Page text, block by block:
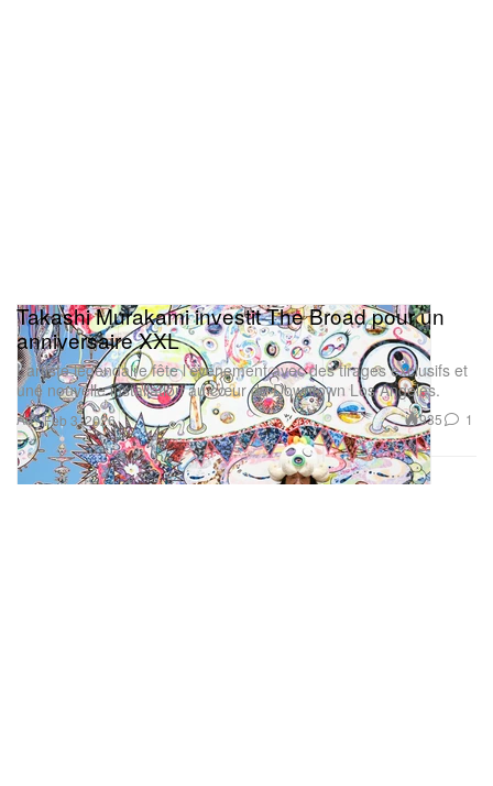
Art
Takashi Murakami investit The Broad pour un
anniversaire XXL
L’artiste légendaire fête l’événement avec des tirages exclusifs et
une nouvelle installation au cœur de Downtown Los Angeles.
Feb 3, 2026 935 1